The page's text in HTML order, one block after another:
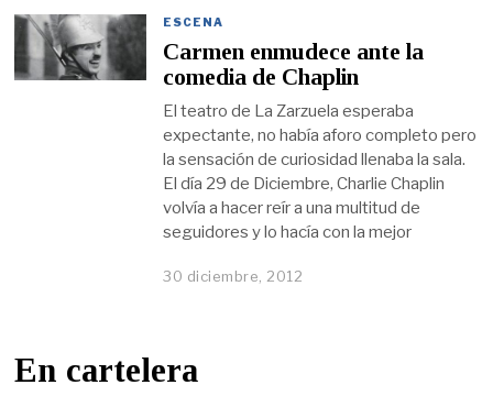
ESCENA
Carmen enmudece ante la
comedia de Chaplin
El teatro de La Zarzuela esperaba
expectante, no había aforo completo pero
la sensación de curiosidad llenaba la sala.
El día 29 de Diciembre, Charlie Chaplin
volvía a hacer reír a una multitud de
seguidores y lo hacía con la mejor
30 diciembre, 2012
En cartelera